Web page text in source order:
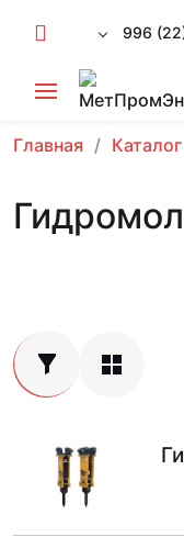
996
Главная Каталог